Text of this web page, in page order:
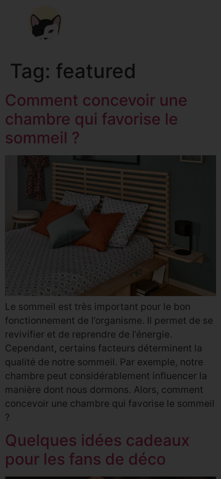
Tag: featured
Comment concevoir une
chambre qui favorise le
sommeil ?
Le sommeil est très important pour le bon
fonctionnement de l’organisme. Il permet de se
revivifier et de reprendre de l’énergie.
Cependant, certains facteurs déterminent la
qualité de notre sommeil. Par exemple, notre
chambre peut considérablement influencer la
manière dont nous dormons. Alors, comment
concevoir une chambre qui favorise le sommeil
?
Quelques idées cadeaux
pour les fans de déco